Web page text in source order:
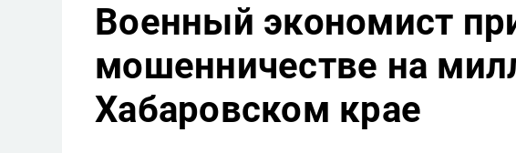
Военный экономист
мошенничестве на
Хабаровском крае